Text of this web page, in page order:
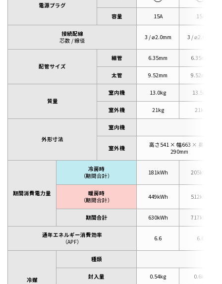
電源プラグ
容量 15A 15A
接続配線
芯数 / 線径
3 / ⌀2.0mm 3 / ⌀2.0mm
配管サイズ
細管 6.35mm 6.35mm
太管 9.52mm 9.52mm
質量
室内機 13.0kg 13.5kg
室外機 21kg 21kg
外形寸法
室内機
室外機
高さ541 × 幅663 × 奥行
290mm
期間消費電力量
冷房時
（期間合計）
181kWh 205kWh
暖房時
（期間合計）
449kWh 512kWh
期間合計 630kWh 717kWh
通年エネルギー消費効率
（APF）
6.6 6.6
冷媒
種類
封入量 0.54kg 0.6kg